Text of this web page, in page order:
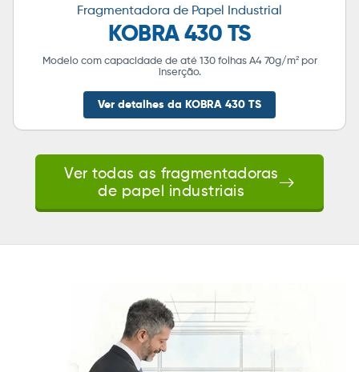
Fragmentadora de Papel Industrial
KOBRA 430 TS
Modelo com capacidade de até 130 folhas A4 70g/m² por
inserção.
Ver detalhes da KOBRA 430 TS
Ver todas as fragmentadoras
de papel industriais